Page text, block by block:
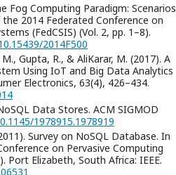
Fog Computing Paradigm: Scenarios
2014 Federated Conference on
(FedCSIS) (Vol. 2, pp. 1–8).
2014F500
Gupta, R., & AliKarar, M. (2017). A
Using IoT and Big Data Analytics
Electronics, 63(4), 426–434.
Data Stores. ACM SIGMOD
1978915.1978919
Survey on NoSQL Database. In
on Pervasive Computing
Port Elizabeth, South Africa: IEEE.